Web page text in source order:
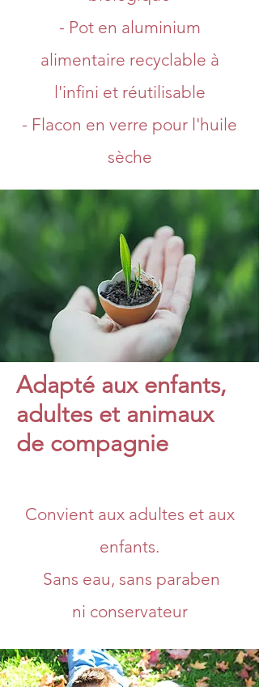
- Pot en aluminium
alimentaire recyclable à
l'infini et réutilisable
- Flacon en verre pour l'huile
sèche
Adapté aux enfants,
adultes et animaux
de compagnie
Convient aux adultes et aux
enfants.
Sans eau, sans paraben
ni conservateur